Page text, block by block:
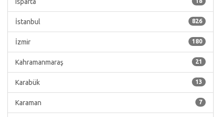
826
İstanbul
180
İzmir
21
Kahramanmaraş
13
Karabük
7
Karaman